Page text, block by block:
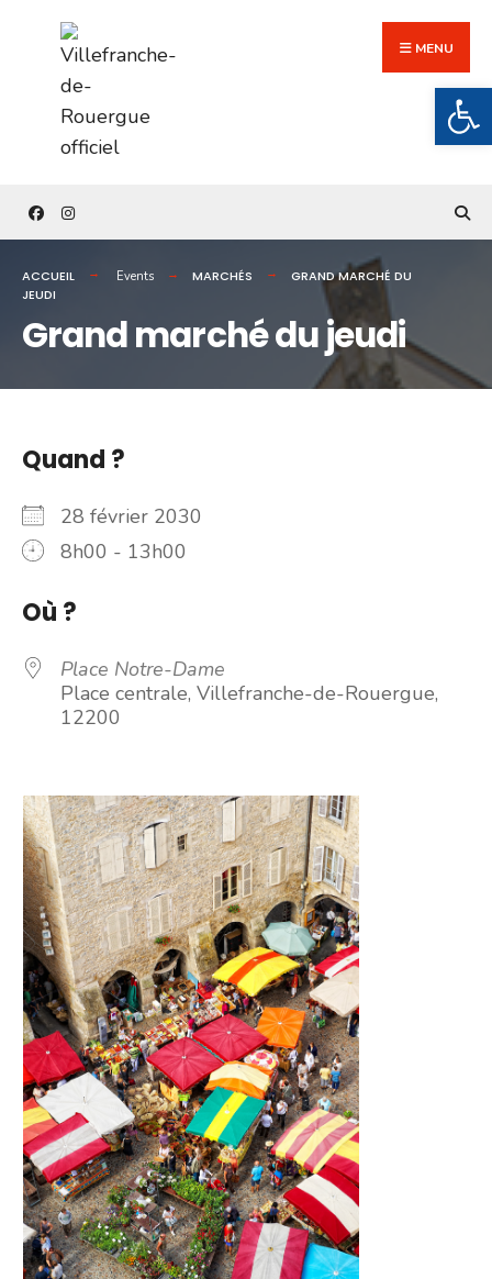
content
MENU
ACCUEIL Events MARCHÉS
GRAND MARCHÉ DU
JEUDI
Grand marché du jeudi
Quand ?
28 février 2030
8h00 - 13h00
Où ?
Place Notre-Dame
Place centrale, Villefranche-de-Rouergue,
12200
for: